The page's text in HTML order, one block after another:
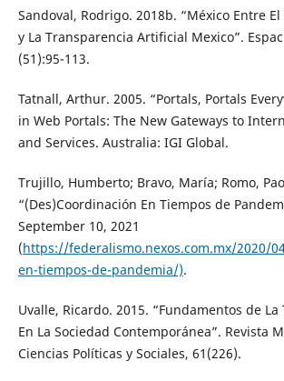
Sandoval, Rodrigo. 2018b. “México Entre
y La Transparencia Artificial Mexico”.
(51):95-113.
Tatnall, Arthur. 2005. “Portals, Portals
in Web Portals: The New Gateways to
and Services. Australia: IGI Global.
Trujillo, Humberto; Bravo, María; Romo,
“(Des)Coordinación En Tiempos de
September 10, 2021
(https://federalismo.nexos.com.mx/2020/
en-tiempos-de-pandemia/).
Uvalle, Ricardo. 2015. “Fundamentos de
En La Sociedad Contemporánea”. Revista
Ciencias Políticas y Sociales, 61(226).